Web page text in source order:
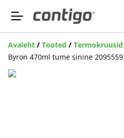
Avaleht / Tooted / Termokruusid
Byron 470ml tume sinine 2095559